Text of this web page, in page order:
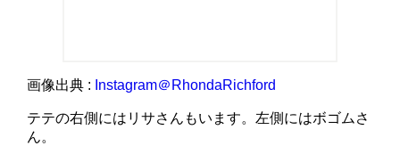
画像出典 : Instagram＠RhondaRichford
テテの右側にはリサさんもいます。左側にはボゴムさ
ん。